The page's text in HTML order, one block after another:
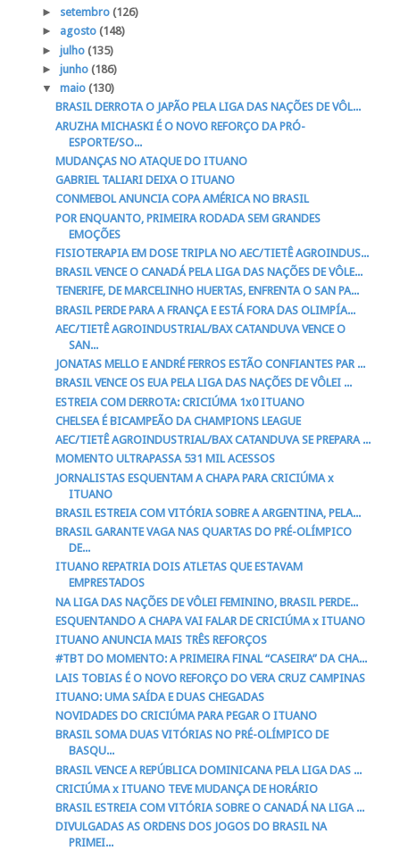
► setembro (126)
► agosto (148)
► julho (135)
► junho (186)
▼ maio (130)
BRASIL DERROTA O JAPÃO PELA LIGA DAS NAÇÕES DE VÔL...
ARUZHA MICHASKI É O NOVO REFORÇO DA PRÓ-
ESPORTE/SO...
MUDANÇAS NO ATAQUE DO ITUANO
GABRIEL TALIARI DEIXA O ITUANO
CONMEBOL ANUNCIA COPA AMÉRICA NO BRASIL
POR ENQUANTO, PRIMEIRA RODADA SEM GRANDES
EMOÇÕES
FISIOTERAPIA EM DOSE TRIPLA NO AEC/TIETÊ AGROINDUS...
BRASIL VENCE O CANADÁ PELA LIGA DAS NAÇÕES DE VÔLE...
TENERIFE, DE MARCELINHO HUERTAS, ENFRENTA O SAN PA...
BRASIL PERDE PARA A FRANÇA E ESTÁ FORA DAS OLIMPÍA...
AEC/TIETÊ AGROINDUSTRIAL/BAX CATANDUVA VENCE O
SAN...
JONATAS MELLO E ANDRÉ FERROS ESTÃO CONFIANTES PAR ...
BRASIL VENCE OS EUA PELA LIGA DAS NAÇÕES DE VÔLEI ...
ESTREIA COM DERROTA: CRICIÚMA 1x0 ITUANO
CHELSEA É BICAMPEÃO DA CHAMPIONS LEAGUE
AEC/TIETÊ AGROINDUSTRIAL/BAX CATANDUVA SE PREPARA ...
MOMENTO ULTRAPASSA 531 MIL ACESSOS
JORNALISTAS ESQUENTAM A CHAPA PARA CRICIÚMA x
ITUANO
BRASIL ESTREIA COM VITÓRIA SOBRE A ARGENTINA, PELA...
BRASIL GARANTE VAGA NAS QUARTAS DO PRÉ-OLÍMPICO
DE...
ITUANO REPATRIA DOIS ATLETAS QUE ESTAVAM
EMPRESTADOS
NA LIGA DAS NAÇÕES DE VÔLEI FEMININO, BRASIL PERDE...
ESQUENTANDO A CHAPA VAI FALAR DE CRICIÚMA x ITUANO
ITUANO ANUNCIA MAIS TRÊS REFORÇOS
#TBT DO MOMENTO: A PRIMEIRA FINAL “CASEIRA” DA CHA...
LAIS TOBIAS É O NOVO REFORÇO DO VERA CRUZ CAMPINAS
ITUANO: UMA SAÍDA E DUAS CHEGADAS
NOVIDADES DO CRICIÚMA PARA PEGAR O ITUANO
BRASIL SOMA DUAS VITÓRIAS NO PRÉ-OLÍMPICO DE
BASQU...
BRASIL VENCE A REPÚBLICA DOMINICANA PELA LIGA DAS ...
CRICIÚMA x ITUANO TEVE MUDANÇA DE HORÁRIO
BRASIL ESTREIA COM VITÓRIA SOBRE O CANADÁ NA LIGA ...
DIVULGADAS AS ORDENS DOS JOGOS DO BRASIL NA
PRIMEI...